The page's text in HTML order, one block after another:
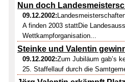
Nun doch
09.12.2002:
A finden 2003 stattDie
Wettkampforganisation...
Steinke und Valentin
09.12.2002:Zum Jubiläum gab’s
25. Staffellauf durch die